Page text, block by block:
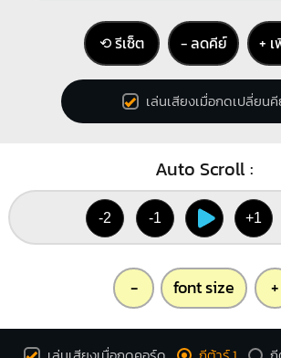
⟲ รีเซ็ต − ลดคีย์ +
เล่นเสียงเมื่อกดเปลี่ยน
Auto Scroll :
-2 -1 +1
- font size +